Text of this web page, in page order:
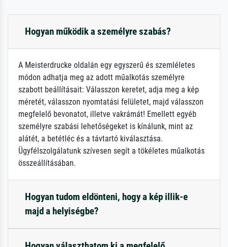
Hogyan működik a személyre szabás?
A Meisterdrucke oldalán egy egyszerű és szemléletes
módon adhatja meg az adott műalkotás személyre
szabott beállításait: Válasszon keretet, adja meg a kép
méretét, válasszon nyomtatási felületet, majd válasszon
megfelelő bevonatot, illetve vakrámát! Emellett egyéb
személyre szabási lehetőségeket is kínálunk, mint az
alátét, a betétléc és a távtartó kiválasztása.
Ügyfélszolgálatunk szívesen segít a tökéletes műalkotás
összeállításában.
Hogyan tudom eldönteni, hogy a kép illik-e
majd a helyiségbe?